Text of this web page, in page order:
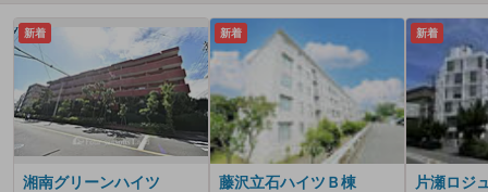
新着
湘南グリーンハイツ
新着
藤沢立石ハイツＢ棟
新着
片瀬ロジ